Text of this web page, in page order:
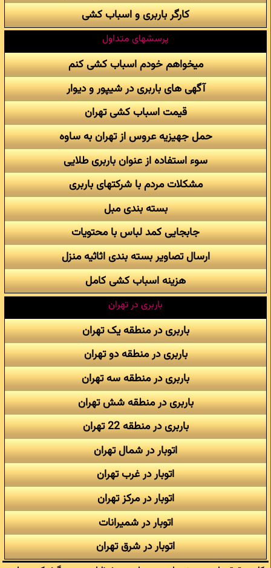
کارگر باربری و اسباب کشی
پرسشهای متداول
میخواهم خودم اسباب کشی کنم
آگهی های باربری در شیپور و دیوار
قیمت اسباب کشی تهران
حمل جهیزیه عروس از تهران به ساوه
سوء استفاده از عنوان باربری طلایی
مشکلات مردم با شرکتهای باربری
بسته بندی مبل
جابجایی کمد لباس با محتویات
ارسال تصاویر بسته بندی اثاثیه منزل
هزینه اسباب کشی کامل
باربری در تهران
باربری در منطقه یک تهران
باربری در منطقه دو تهران
باربری در منطقه سه تهران
باربری در منطقه شش تهران
باربری در منطقه 22 تهران
اتوبار در شمال تهران
اتوبار در غرب تهران
اتوبار در مرکز تهران
اتوبار در شمیرانات
اتوبار در شرق تهران